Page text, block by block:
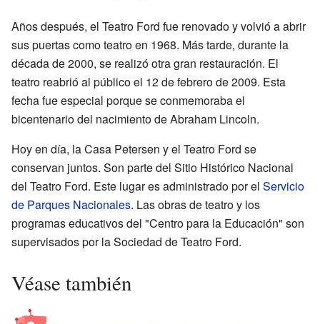
Años después, el Teatro Ford fue renovado y volvió a abrir
sus puertas como teatro en 1968. Más tarde, durante la
década de 2000, se realizó otra gran restauración. El
teatro reabrió al público el 12 de febrero de 2009. Esta
fecha fue especial porque se conmemoraba el
bicentenario del nacimiento de Abraham Lincoln.
Hoy en día, la Casa Petersen y el Teatro Ford se
conservan juntos. Son parte del Sitio Histórico Nacional
del Teatro Ford. Este lugar es administrado por el Servicio
de Parques Nacionales. Las obras de teatro y los
programas educativos del "Centro para la Educación" son
supervisados por la Sociedad de Teatro Ford.
Véase también